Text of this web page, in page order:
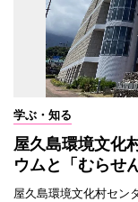
学ぶ・知る
屋久島環境文化
ウムと「むらせ
屋久島環境文化村セン